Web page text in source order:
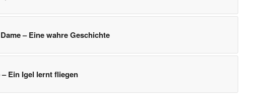
– Eine wahre Geschichte
Ein Igel lernt fliegen